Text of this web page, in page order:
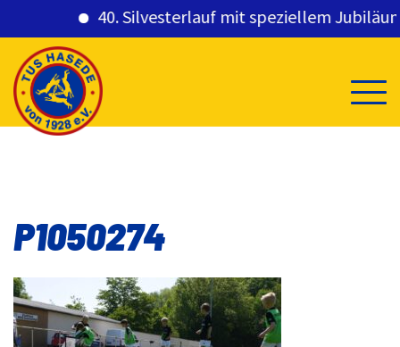
40. Silvesterlauf mit speziellem
content
P1050274